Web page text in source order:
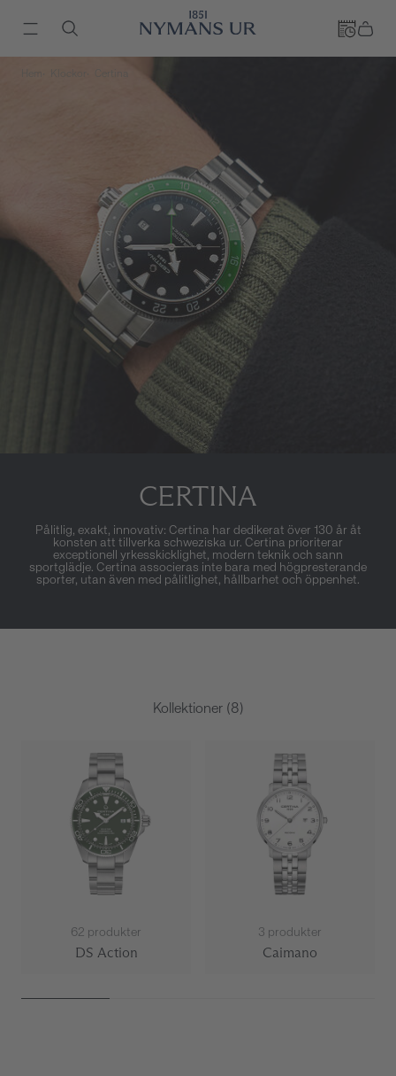
CERTINA
Pålitlig, exakt, innovativ: Certina har dedikerat över 130 år åt
konsten att tillverka schweziska ur. Certina prioriterar
exceptionell yrkesskicklighet, modern teknik och sann
sportglädje. Certina associeras inte bara med högpresterande
sporter, utan även med pålitlighet, hållbarhet och öppenhet.
Kollektioner (8)
62 produkter
DS Action
3 produkter
Caimano